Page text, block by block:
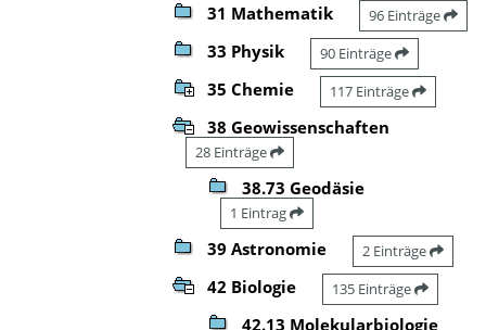
31 Mathematik 96 Einträge
33 Physik 90 Einträge
35 Chemie 117 Einträge
38 Geowissenschaften
28 Einträge
38.73 Geodäsie
1 Eintrag
39 Astronomie 2 Einträge
42 Biologie 135 Einträge
42.13 Molekularbiologie